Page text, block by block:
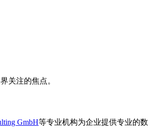
关注的焦点。
GmbH等专业机构为企业提供专业的数